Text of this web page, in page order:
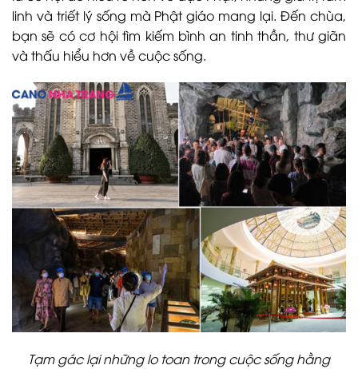
linh và triết lý sống mà Phật giáo mang lại. Đến chùa,
bạn sẽ có cơ hội tìm kiếm bình an tinh thần, thư giãn
và thấu hiểu hơn về cuộc sống.
Tạm gác lại những lo toan trong cuộc sống hằng